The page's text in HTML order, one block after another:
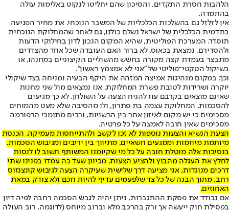
הלהבות חסרת התקדים, והסיכון שהם יחליטו לנקוט באלימות עולה
בהתמדה.
אין לזלזל גם בהשלכות הכלכליות של המשבר הנוכחי. את מחיר הפגיעה
בתדמית הכלכלית של ישראל נשלם כולנו, גם לאחר שהמחלוקת הנוכחית
תוסדר. המערכת הפוליטית, שהיא המקום הנכון לדון בחילוקי הדעות
ולהסדירם, נמצאת בכאוס. לא ברור האם העובדה שכל אחד מהצדדים
מתבצר בעמדת קצה מקורה בחשש מהשוליים הקיצוניים במחנהו, או
בשיקול הטקטי־פוליטי של "אני לא אמצמץ ראשון".
וכך, במקום מנהיגות אמיצה המזהה את היקף הבעיה ומניחה בצד שיקולי
יוקרה ושרידות לטובת פשרת המחלוקת, אנו נמצאים מול שני מחנות
שאינם מוצאים בקרבם עוז להניח הצעה על השולחן. לא כך מגיעים
להסכמות. המחלוקת עצמה בת פתרון, ולו מהסיבה שלא מעט מהמוחים
מסכימים כי יש מקום לאיזון אחר בין הרשויות, ורבים מתומכי הרפורמה
מסכימים שאין חובה לאמצה על כל פרטיה.
הצעת הנשיא והצעות נוספות לא זכו לקשב ולהתייחסות מעמיקה. הכנסת
מיותמת מיוזמות וממגעים חשאיים, מתיווך בין יריבים ומגיבוש הסכמות.
בנסיבות אלה מוטלת חובה על כל מי שקיומנו המשותף חשוב לו לנסות
לחלץ את העגלה מהבוץ ולהציע הצעות. מכיוון שעד כה עמדו בפנינו שתי
דרכים מנוגדות, אני מציעה דרך שלישית שעיקרה הצעה לגיבוש קונצנזוס
רחב, מתוך הבנה של כל צד שלפעמים עדיף להיות חכם ולא צודק במאת
האחוזים.
אם נבודד את פסקת ההתגברות, ניתן יהיה לגבש הסכמה רחבה לפיה דיון
בפסילת חוק ייעשה אך ורק בהרכב מלא וברוב מיוחס (לדוגמה, רוב העולה